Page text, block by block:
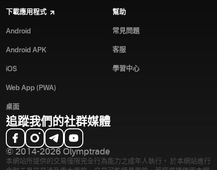
下載應用程式
Android
Android APK
iOS
Web App (PWA)
桌面
幫助
常見問題
客服
學習中心
追蹤我們的社群媒體
© 2014-2026 Olymptrade
本網站所提供的交易僅限完全行為能力之成年人執行。 於本網站進行